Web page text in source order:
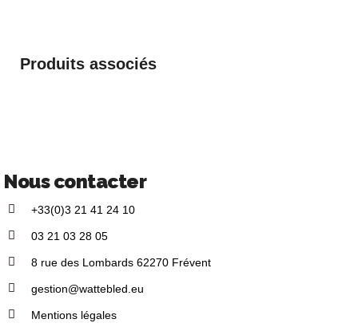
Produits associés
Nous contacter
+33(0)3 21 41 24 10
03 21 03 28 05
8 rue des Lombards 62270 Frévent
gestion@wattebled.eu
Mentions légales